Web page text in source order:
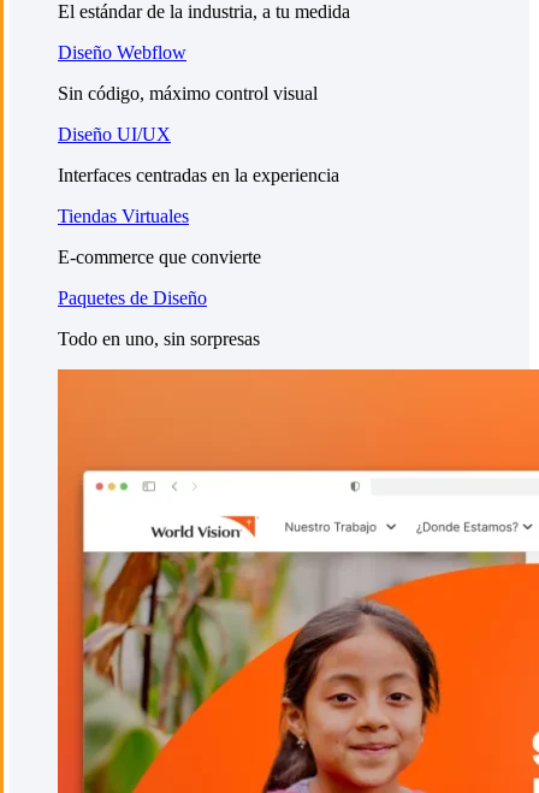
El estándar de la industria, a tu medida
Diseño Webflow
Sin código, máximo control visual
Diseño UI/UX
Interfaces centradas en la experiencia
Tiendas Virtuales
E-commerce que convierte
Paquetes de Diseño
Todo en uno, sin sorpresas